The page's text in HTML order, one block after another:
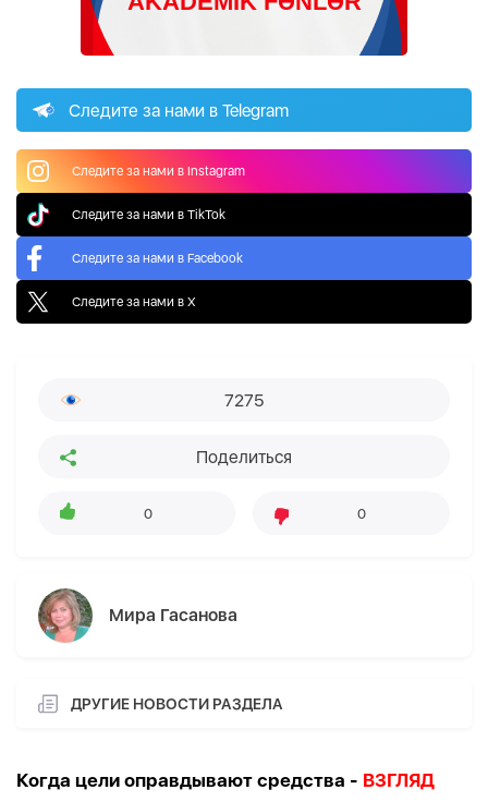
Следите за нами в Telegram
Следите за нами в Instagram
Следите за нами в TikTok
Следите за нами в Facebook
Следите за нами в X
7275
Поделиться
0 0
Мира Гасанова
ДРУГИЕ НОВОСТИ РАЗДЕЛА
Когда цели оправдывают средства - ВЗГЛЯД